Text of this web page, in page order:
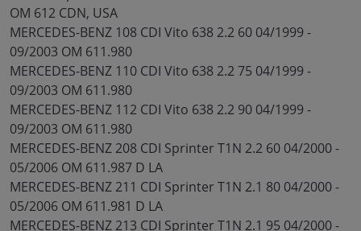
OM 612 CDN, USA
MERCEDES-BENZ 108 CDI Vito 638 2.2 60 04/1999 -
09/2003 OM 611.980
MERCEDES-BENZ 110 CDI Vito 638 2.2 75 04/1999 -
09/2003 OM 611.980
MERCEDES-BENZ 112 CDI Vito 638 2.2 90 04/1999 -
09/2003 OM 611.980
MERCEDES-BENZ 208 CDI Sprinter T1N 2.2 60 04/2000 -
05/2006 OM 611.987 D LA
MERCEDES-BENZ 211 CDI Sprinter T1N 2.1 80 04/2000 -
05/2006 OM 611.981 D LA
MERCEDES-BENZ 213 CDI Sprinter T1N 2.1 95 04/2000 -